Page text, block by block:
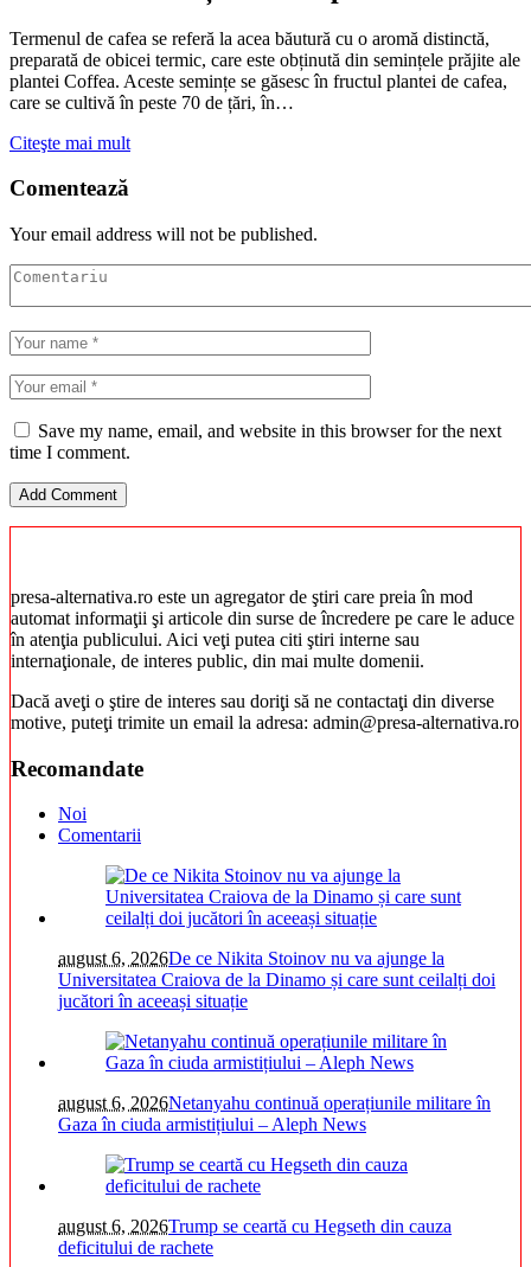
Termenul de cafea se referă la acea băutură cu o aromă distinctă,
preparată de obicei termic, care este obținută din semințele prăjite ale
plantei Coffea. Aceste semințe se găsesc în fructul plantei de cafea,
care se cultivă în peste 70 de țări, în…
Citeşte mai mult
Comentează
Your email address will not be published.
Save my name, email, and website in this browser for the next
time I comment.
presa-alternativa.ro este un agregator de ştiri care preia în mod
automat informaţii şi articole din surse de încredere pe care le aduce
în atenţia publicului. Aici veţi putea citi ştiri interne sau
internaţionale, de interes public, din mai multe domenii.
Dacă aveţi o ştire de interes sau doriţi să ne contactaţi din diverse
motive, puteţi trimite un email la adresa: admin@presa-alternativa.ro
Recomandate
Noi
Comentarii
august 6, 2026De ce Nikita Stoinov nu va ajunge la
Universitatea Craiova de la Dinamo și care sunt ceilalți doi
jucători în aceeași situație
august 6, 2026Netanyahu continuă operațiunile militare în
Gaza în ciuda armistițiului – Aleph News
august 6, 2026Trump se ceartă cu Hegseth din cauza
deficitului de rachete